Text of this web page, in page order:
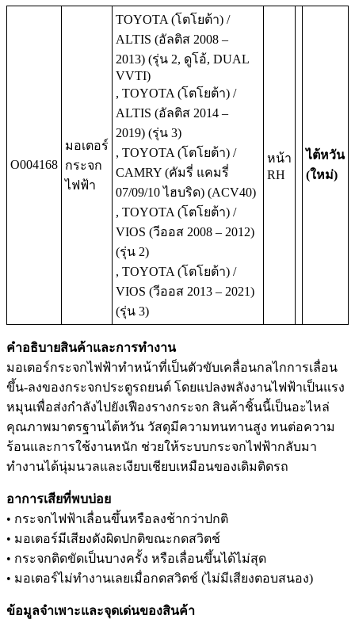
O004168
มอเตอร์
กระจก
ไฟฟ้า
TOYOTA (โตโยต้า) /
ALTIS (อัลติส 2008 –
2013) (รุ่น 2, ดูโอ้, DUAL
VVTI)
, TOYOTA (โตโยต้า) /
ALTIS (อัลติส 2014 –
2019) (รุ่น 3)
, TOYOTA (โตโยต้า) /
CAMRY (คัมรี่ แคมรี่
07/09/10 ไฮบริด) (ACV40)
, TOYOTA (โตโยต้า) /
VIOS (วีออส 2008 – 2012)
(รุ่น 2)
, TOYOTA (โตโยต้า) /
VIOS (วีออส 2013 – 2021)
(รุ่น 3)
หน้า
RH
ไต้หวัน
(ใหม่)
คำอธิบายสินค้าและการทำงาน
มอเตอร์กระจกไฟฟ้าทำหน้าที่เป็นตัวขับเคลื่อนกลไกการเลื่อน
ขึ้น-ลงของกระจกประตูรถยนต์ โดยแปลงพลังงานไฟฟ้าเป็นแรง
หมุนเพื่อส่งกำลังไปยังเฟืองรางกระจก สินค้าชิ้นนี้เป็นอะไหล่
คุณภาพมาตรฐานไต้หวัน วัสดุมีความทนทานสูง ทนต่อความ
ร้อนและการใช้งานหนัก ช่วยให้ระบบกระจกไฟฟ้ากลับมา
ทำงานได้นุ่มนวลและเงียบเชียบเหมือนของเดิมติดรถ
อาการเสียที่พบบ่อย
• กระจกไฟฟ้าเลื่อนขึ้นหรือลงช้ากว่าปกติ
• มอเตอร์มีเสียงดังผิดปกติขณะกดสวิตช์
• กระจกติดขัดเป็นบางครั้ง หรือเลื่อนขึ้นได้ไม่สุด
• มอเตอร์ไม่ทำงานเลยเมื่อกดสวิตช์ (ไม่มีเสียงตอบสนอง)
ข้อมูลจำเพาะและจุดเด่นของสินค้า